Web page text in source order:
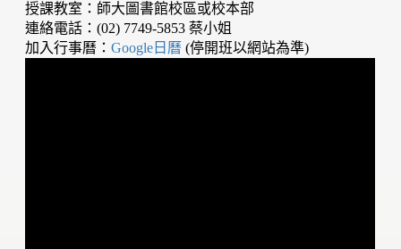
授課教室：師大圖書館校區或校本部
連絡電話：(02) 7749-5853 蔡小姐
加入行事曆：Google日曆(停開班以網站為準)